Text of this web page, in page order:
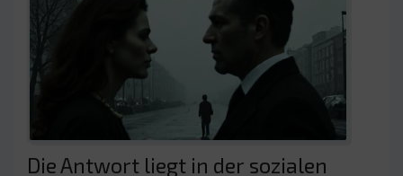
Die Antwort liegt in der sozialen